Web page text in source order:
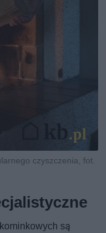
czyszczenia, fot.
są